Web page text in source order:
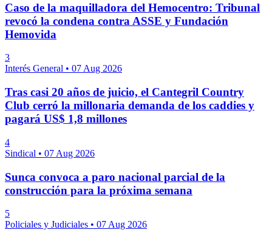
Caso de la maquilladora del Hemocentro: Tribunal
revocó la condena contra ASSE y Fundación
Hemovida
3
Interés General • 07 Aug 2026
Tras casi 20 años de juicio, el Cantegril Country
Club cerró la millonaria demanda de los caddies y
pagará US$ 1,8 millones
4
Sindical • 07 Aug 2026
Sunca convoca a paro nacional parcial de la
construcción para la próxima semana
5
Policiales y Judiciales • 07 Aug 2026